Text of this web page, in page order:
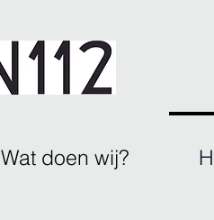
Wat doen wij?